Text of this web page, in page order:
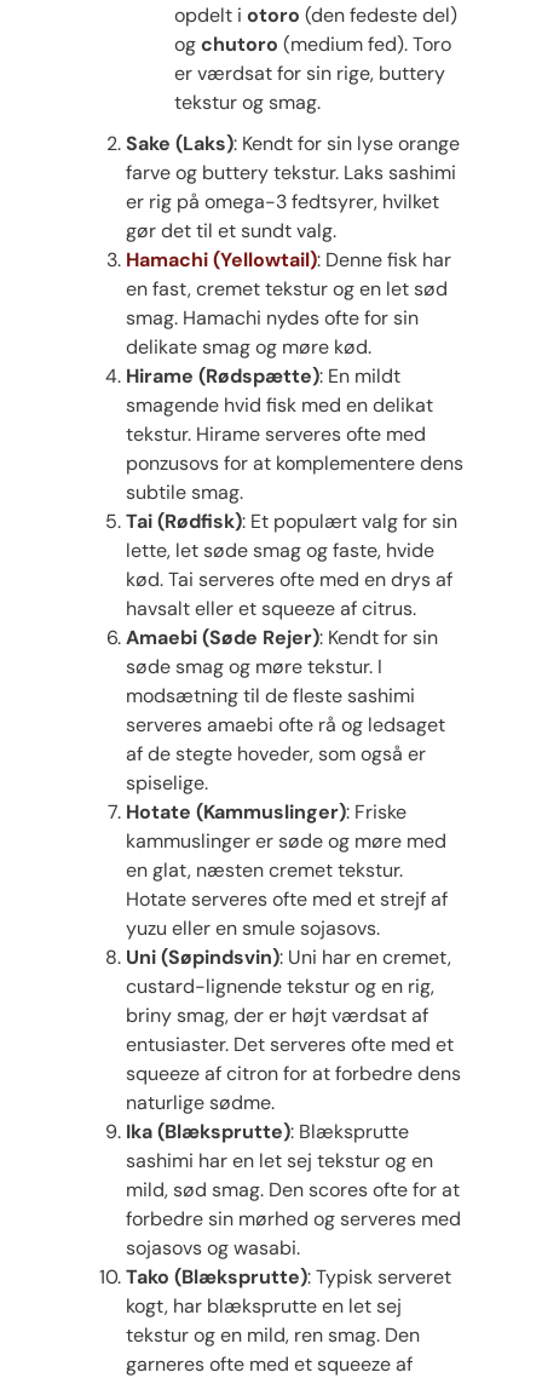
opdelt i otoro (den fedeste del)
ogchutoro (medium fed). Toro
er værdsat for sin rige, buttery
tekstur og smag.
Sake (Laks): Kendt for sin lyse orange
farve og buttery tekstur. Laks sashimi
er rig på omega-3 fedtsyrer, hvilket
gør det til et sundt valg.
Hamachi (Yellowtail): Denne fisk har
en fast, cremet tekstur og en let sød
smag. Hamachi nydes ofte for sin
delikate smag og møre kød.
Hirame (Rødspætte): En mildt
smagende hvid fisk med en delikat
tekstur. Hirame serveres ofte med
ponzusovs for at komplementere dens
subtile smag.
Tai (Rødfisk): Et populært valg for sin
lette, let søde smag og faste, hvide
kød. Tai serveres ofte med en drys af
havsalt eller et squeeze af citrus.
Amaebi (Søde Rejer): Kendt for sin
søde smag og møre tekstur. I
modsætning til de fleste sashimi
serveres amaebi ofte rå og ledsaget
af de stegte hoveder, som også er
spiselige.
Hotate (Kammuslinger): Friske
kammuslinger er søde og møre med
en glat, næsten cremet tekstur.
Hotate serveres ofte med et strejf af
yuzu eller en smule sojasovs.
Uni (Søpindsvin): Uni har en cremet,
custard-lignende tekstur og en rig,
briny smag, der er højt værdsat af
entusiaster. Det serveres ofte med et
squeeze af citron for at forbedre dens
naturlige sødme.
Ika (Blæksprutte): Blæksprutte
sashimi har en let sej tekstur og en
mild, sød smag. Den scores ofte for at
forbedre sin mørhed og serveres med
sojasovs og wasabi.
Tako (Blæksprutte): Typisk serveret
kogt, har blæksprutte en let sej
tekstur og en mild, ren smag. Den
garneres ofte med et squeeze af